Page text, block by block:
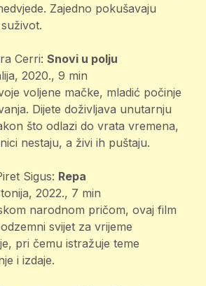
Zajedno pokušavaju
Cerri: Snovi u polju
2020., 9 min
voljene mačke, mladić počinje
Dijete doživljava unutarnju
što odlazi do vrata vremena,
nestaju, a živi ih puštaju.
Sigus: Repa
2022., 7 min
narodnom pričom, ovaj film
svijet za vrijeme
pri čemu istražuje teme
i izdaje.